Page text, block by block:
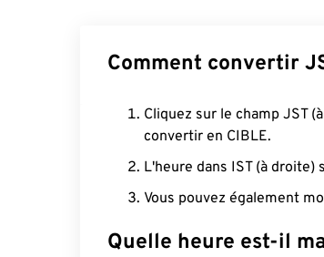
Comment convertir
Cliquez sur le champ JST
convertir en CIBLE.
L'heure dans IST (à
Vous pouvez également
Quelle heure est-il